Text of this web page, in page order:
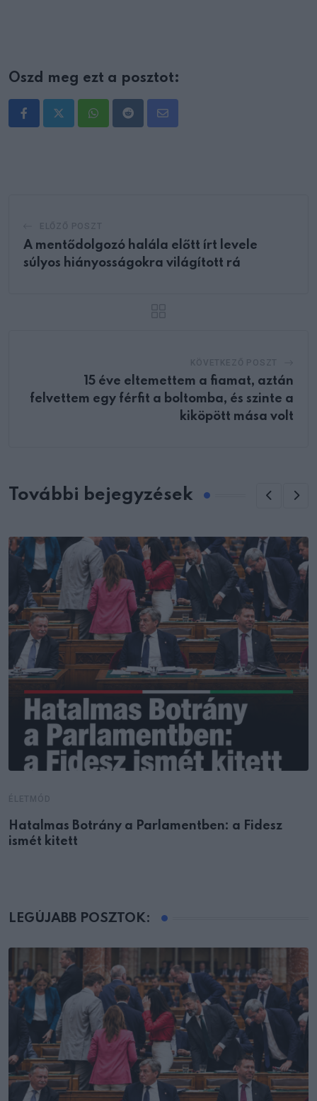
Oszd meg ezt a posztot:
WhatsappRedditShare
A mentődolgozó halála előtt írt levele
súlyos hiányosságokra világított rá
15 éve eltemettem a fiamat, aztán
felvettem egy férfit a boltomba, és szinte a
kiköpött mása volt
További bejegyzések
Hatalmas Botrány a Parlamentben: a Fidesz
ismét kitett
LEGÚJABB POSZTOK: